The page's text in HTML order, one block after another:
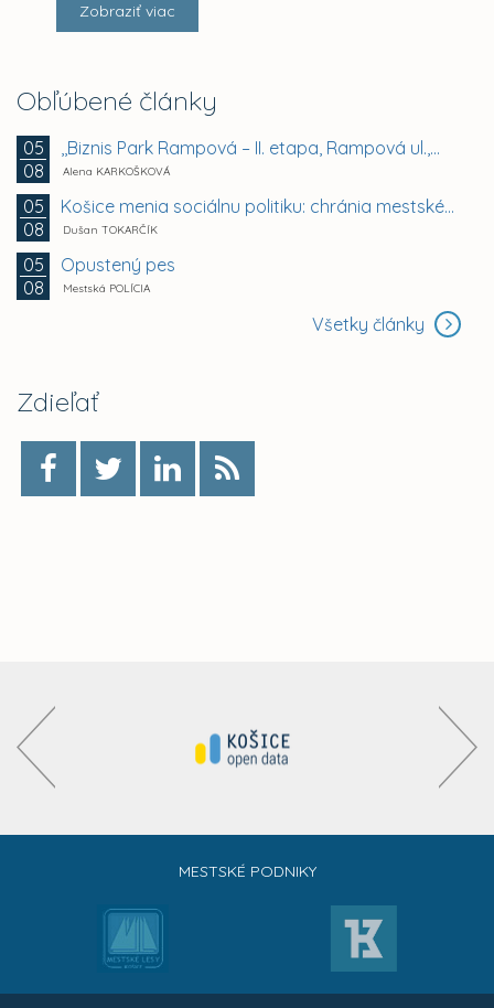
Zobraziť viac
Obľúbené články
05
08
,,Biznis Park Rampová – II. etapa, Rampová ul.,...
Alena KARKOŠKOVÁ
05
08
Košice menia sociálnu politiku: chránia mestské byty...
Dušan TOKARČÍK
05
08
Opustený pes
Mestská POLÍCIA
Všetky články
Zdieľať
MESTSKÉ PODNIKY